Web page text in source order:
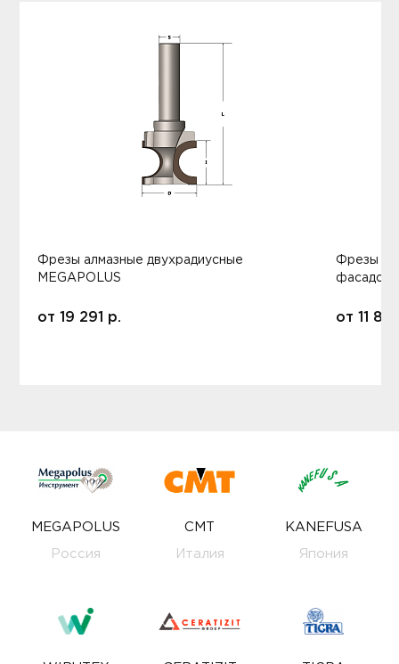
Фрезы алмазные двухрадиусные
MEGAPOLUS
от 19 291 р.
Фрезы
фасадов
от 11
MEGAPOLUS
Россия
CMT
Италия
KANEFUSA
Япония